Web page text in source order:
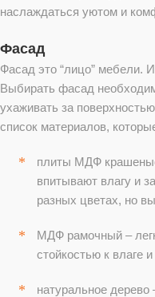
наслаждаться уютом и
Фасад
Фасад это “лицо” мебели.
Выбирать фасад
ухаживать за
список материалов,
плиты МДФ
впитывают влагу и
разных цветах, но
МДФ рамочный –
стойкостью к влаге
натуральное дерево